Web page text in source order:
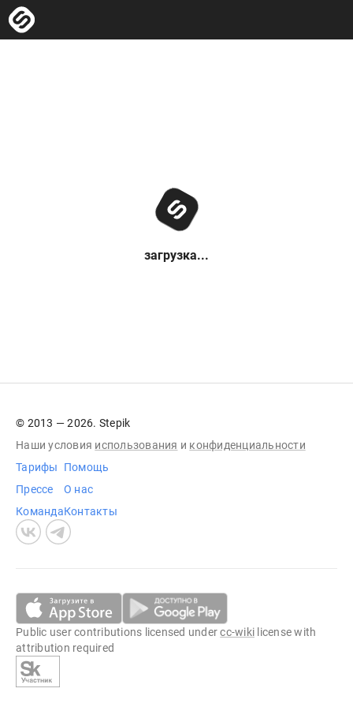
загрузка...
© 2013 — 2026. Stepik
Наши условия использования и конфиденциальности
Тарифы
Прессе
Команда
Помощь
О нас
Контакты
Public user contributions licensed undercc-wiki license with
attribution required